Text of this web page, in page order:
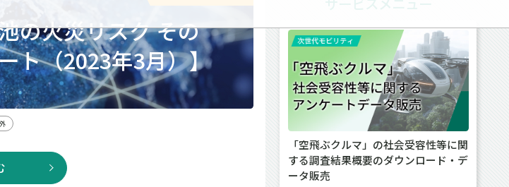
題解決支援
安全文化醸成／労働安全衛生
（ERM）
危機管理
・内部統制 海外
の火災リスク その
ト（2023年3月）】
「空飛ぶクルマ」の社会受容性等に関
する調査結果概要のダウンロード・デ
ータ販売